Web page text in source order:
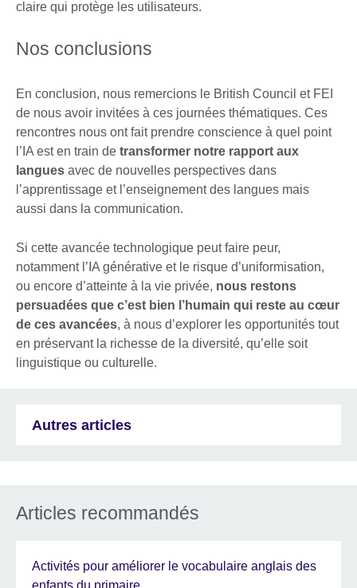
claire qui protège les utilisateurs.
Nos conclusions
En conclusion, nous remercions le British Council et FEI
de nous avoir invitées à ces journées thématiques. Ces
rencontres nous ont fait prendre conscience à quel point
l’IA est en train de transformer notre rapport aux
langues avec de nouvelles perspectives dans
l’apprentissage et l’enseignement des langues mais
aussi dans la communication.
Si cette avancée technologique peut faire peur,
notamment l’IA générative et le risque d’uniformisation,
ou encore d’atteinte à la vie privée, nous restons
persuadées que c’est bien l’humain qui reste au cœur
de ces avancées, à nous d’explorer les opportunités tout
en préservant la richesse de la diversité, qu’elle soit
linguistique ou culturelle.
Autres articles
Articles recommandés
Activités pour améliorer le vocabulaire anglais des